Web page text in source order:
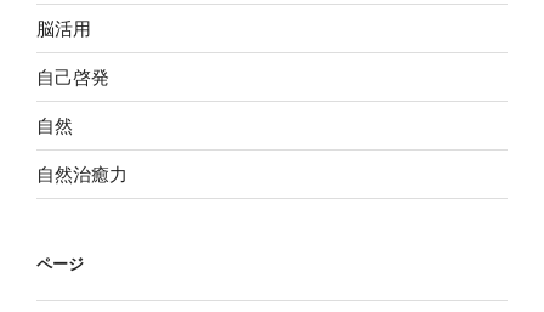
脳活用
自己啓発
自然
自然治癒力
ページ